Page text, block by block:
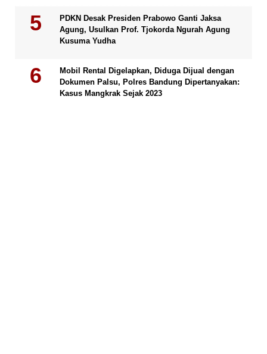
PDKN Desak Presiden Prabowo Ganti Jaksa
Agung, Usulkan Prof. Tjokorda Ngurah Agung
Kusuma Yudha
Mobil Rental Digelapkan, Diduga Dijual dengan
Dokumen Palsu, Polres Bandung Dipertanyakan:
Kasus Mangkrak Sejak 2023